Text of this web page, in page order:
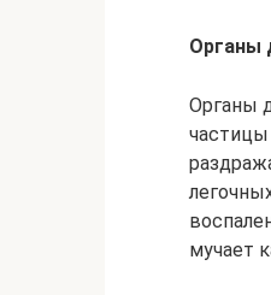
Органы
Органы
частицы
мучает